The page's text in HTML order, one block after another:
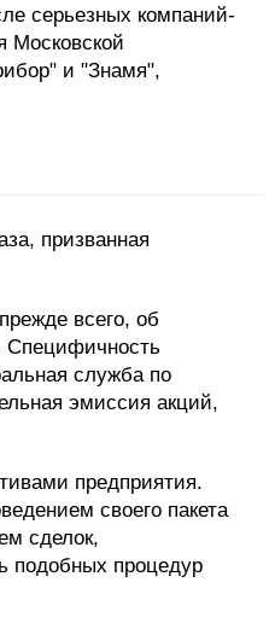
серьезных компаний-
Московской
и "Знамя",
призванная
всего, об
Специфичность
служба по
эмиссия акций,
предприятия.
своего пакета
сделок,
подобных процедур